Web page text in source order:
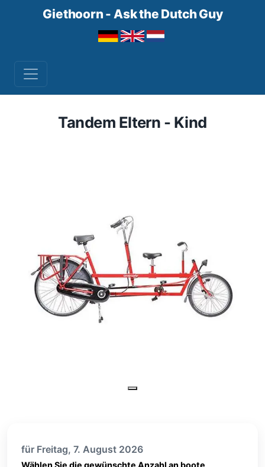
Giethoorn - Ask the Dutch Guy
Tandem Eltern - Kind
für Freitag, 7. August 2026
Wählen Sie die gewünschte Anzahl an boote